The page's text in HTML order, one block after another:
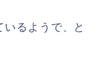
るようで、と